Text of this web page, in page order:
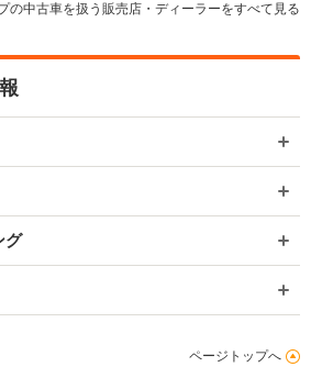
の中古車を扱う販売店・ディーラーをすべて見る
グ
ページトップへ